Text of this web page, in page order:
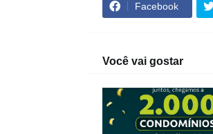
Facebook
Você vai gostar